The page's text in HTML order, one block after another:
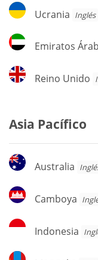
Ucrania
Ucrania Inglés
Emiratos
Árabes
Emiratos
Reino
Unido
Reino Unido
Asia Pacífico
Australia
Australia
Camboya
Camboya
Indonesia
Indonesia
Mongolia